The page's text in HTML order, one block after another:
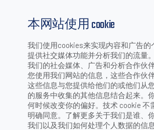
本网站使用 cookie
我们使用cookies来实现内容和广告的
提供社交媒体功能并分析我们的流量
我们的社会媒体、广告和分析合作伙
您使用我们网站的信息，这些合作伙
这些信息与您提供给他们的或他们从
的服务中收集的其他信息结合起来。
何时候改变你的偏好。技术 cookie 不
明确同意。了解更多关于我们是谁、
我们以及我们如何处理个人数据的信
入境处理